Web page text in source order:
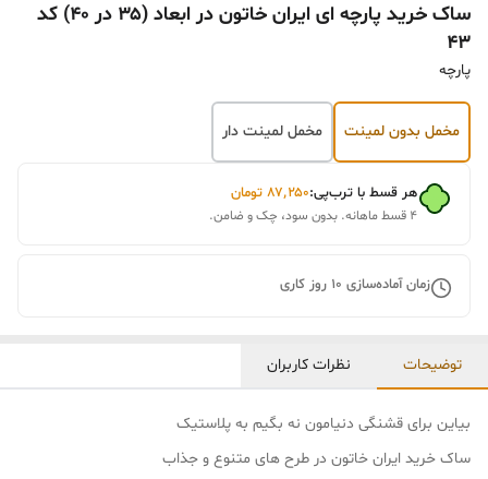
ساک خرید پارچه ای ایران خاتون در ابعاد (۳۵ در ۴۰) کد
۴۳
پارچه
مخمل بدون لمینت مخمل لمینت دار
هر قسط با ترب‌پی:۸۷٬۲۵۰ تومان
۴ قسط ماهانه. بدون سود، چک و ضامن.
زمان آماده‌سازی 10 روز کاری
توضیحات نظرات کاربران
بیاین برای قشنگی دنیامون نه بگیم به پلاستیک
ساک خرید ایران خاتون در طرح های متنوع و جذاب